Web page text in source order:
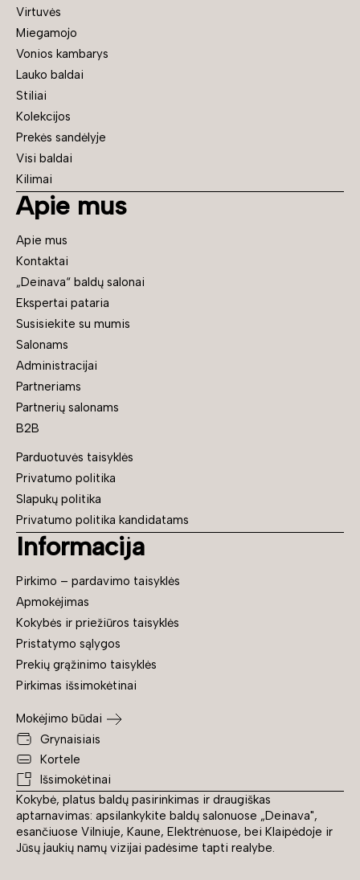
Kokybė, platus baldų pasirinkimas ir draugiškas
aptarnavimas: apsilankykite baldų salonuose „Deinava",
esančiuose Vilniuje, Kaune, Elektrėnuose, bei Klaipėdoje ir
Jūsų jaukių namų vizijai padėsime tapti realybe.
Virtuvės
Miegamojo
Vonios kambarys
Lauko baldai
Stiliai
Kolekcijos
Prekės sandėlyje
Visi baldai
Kilimai
Apie mus
Apie mus
Kontaktai
„Deinava“ baldų salonai
Ekspertai pataria
Susisiekite su mumis
Salonams
Administracijai
Partneriams
Partnerių salonams
B2B
Parduotuvės taisyklės
Privatumo politika
Slapukų politika
Privatumo politika kandidatams
Informacija
Pirkimo – pardavimo taisyklės
Apmokėjimas
Kokybės ir priežiūros taisyklės
Pristatymo sąlygos
Prekių grąžinimo taisyklės
Pirkimas išsimokėtinai
Mokėjimo būdai
Grynaisiais
Kortele
Išsimokėtinai